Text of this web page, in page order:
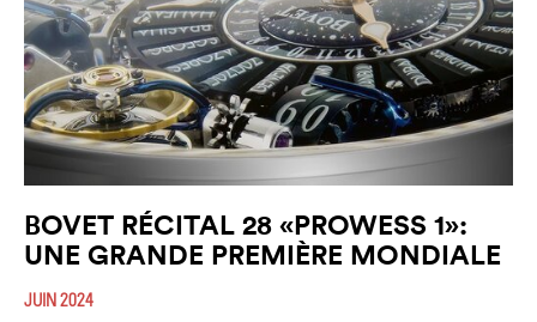
BOVET RÉCITAL 28 «PROWESS 1»:
UNE GRANDE PREMIÈRE MONDIALE
JUIN 2024